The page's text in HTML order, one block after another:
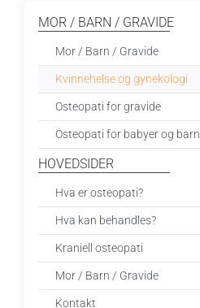
MOR / BARN / GRAVIDE
Mor / Barn / Gravide
Kvinnehelse og gynekologi
Osteopati for gravide
Osteopati for babyer og barn
HOVEDSIDER
Hva er osteopati?
Hva kan behandles?
Kraniell osteopati
Mor / Barn / Gravide
Kontakt